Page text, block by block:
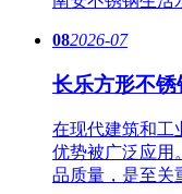
082026-07
长乐方形不
在现代建筑和工
优势被广泛应用
品质量，是至关